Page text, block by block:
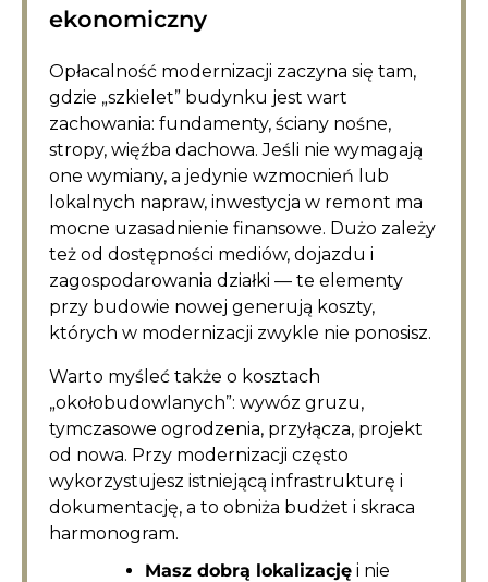
ekonomiczny
Opłacalność modernizacji zaczyna się tam,
gdzie „szkielet” budynku jest wart
zachowania: fundamenty, ściany nośne,
stropy, więźba dachowa. Jeśli nie wymagają
one wymiany, a jedynie wzmocnień lub
lokalnych napraw, inwestycja w remont ma
mocne uzasadnienie finansowe. Dużo zależy
też od dostępności mediów, dojazdu i
zagospodarowania działki — te elementy
przy budowie nowej generują koszty,
których w modernizacji zwykle nie ponosisz.
Warto myśleć także o kosztach
„okołobudowlanych”: wywóz gruzu,
tymczasowe ogrodzenia, przyłącza, projekt
od nowa. Przy modernizacji często
wykorzystujesz istniejącą infrastrukturę i
dokumentację, a to obniża budżet i skraca
harmonogram.
Masz dobrą lokalizację i nie